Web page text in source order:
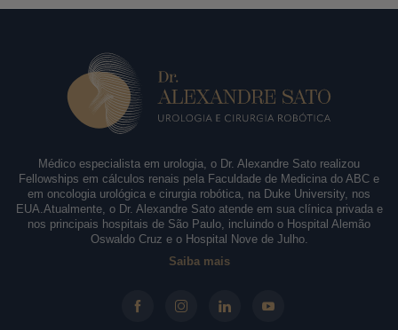
Médico especialista em urologia, o Dr. Alexandre Sato realizou
Fellowships em cálculos renais pela Faculdade de Medicina do ABC e
em oncologia urológica e cirurgia robótica, na Duke University, nos
EUA.Atualmente, o Dr. Alexandre Sato atende em sua clínica privada e
nos principais hospitais de São Paulo, incluindo o Hospital Alemão
Oswaldo Cruz e o Hospital Nove de Julho.
Saiba mais